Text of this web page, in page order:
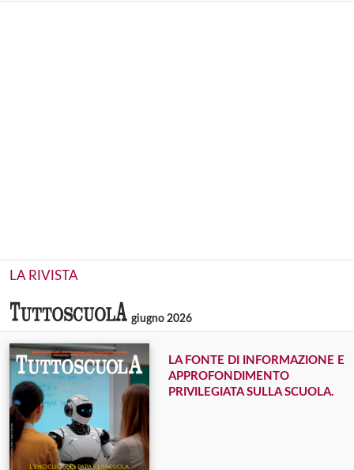
LA RIVISTA
giugno 2026
LA FONTE DI INFORMAZIONE E
APPROFONDIMENTO
PRIVILEGIATA SULLA SCUOLA.